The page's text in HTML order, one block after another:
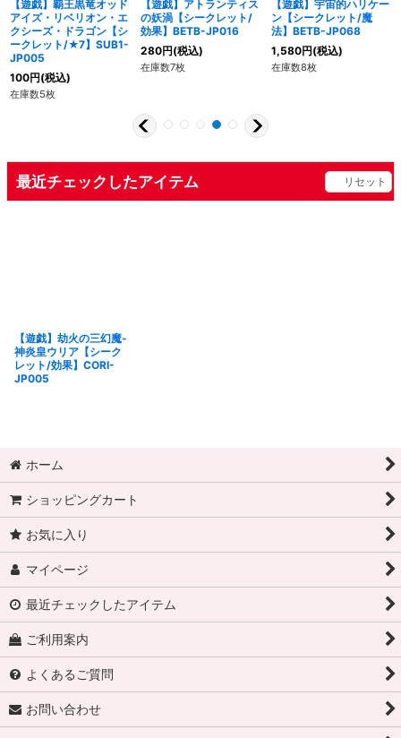
【遊戯】覇王黒竜オッド
アイズ・リベリオン・エ
クシーズ・ドラゴン【シ
ークレット/★7】SUB1-
JP005
100円(税込)
在庫数5枚
【遊戯】アトランティス
の妖渦【シークレット/
効果】BETB-JP016
280円(税込)
在庫数7枚
【遊戯】宇宙的ハリケー
ン【シークレット/魔
法】BETB-JP068
1,580円(税込)
在庫数8枚
最近チェックしたアイテム リセット
【遊戯】劫火の三幻魔-
神炎皇ウリア【シーク
レット/効果】CORI-
JP005
ホーム
ショッピングカート
お気に入り
マイページ
最近チェックしたアイテム
ご利用案内
よくあるご質問
お問い合わせ